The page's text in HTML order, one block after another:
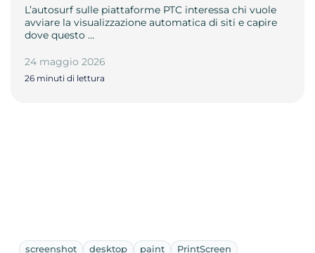
L’autosurf sulle piattaforme PTC interessa chi vuole
avviare la visualizzazione automatica di siti e capire
dove questo …
24 maggio 2026
26 minuti di lettura
screenshot desktop paint PrintScreen